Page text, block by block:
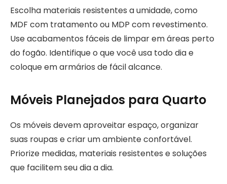
Escolha materiais resistentes a umidade, como
MDF com tratamento ou MDP com revestimento.
Use acabamentos fáceis de limpar em áreas perto
do fogão. Identifique o que você usa todo dia e
coloque em armários de fácil alcance.
Móveis Planejados para Quarto
Os móveis devem aproveitar espaço, organizar
suas roupas e criar um ambiente confortável.
Priorize medidas, materiais resistentes e soluções
que facilitem seu dia a dia.